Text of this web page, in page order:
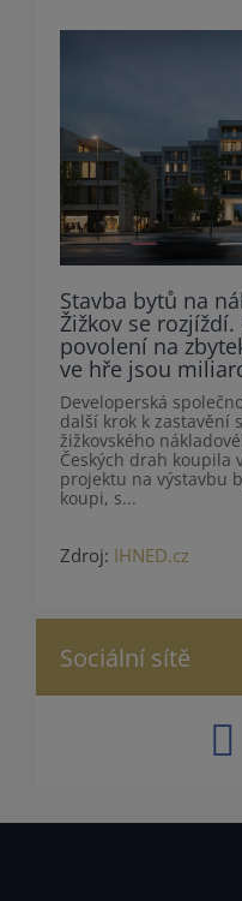
Stavba bytů na
Žižkov se
povolení na
ve hře jsou
Developerská
další krok k zastavění
žižkovského
Českých drah
projektu na výstavbu
koupi, s...
Zdroj: IHNED.cz
Sociální sítě